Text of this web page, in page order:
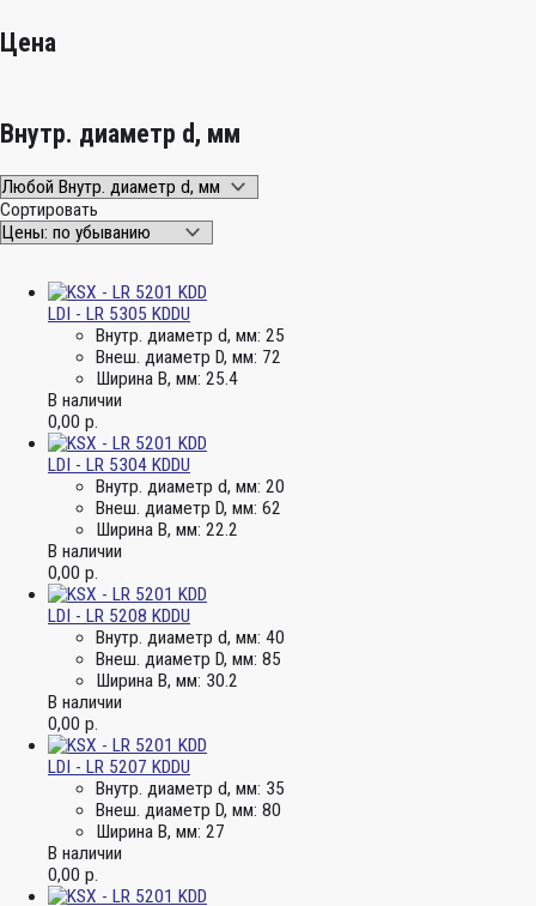
Цена
Внутр. диаметр d, мм
Сортировать
LDI - LR 5305 KDDU
Внутр. диаметр d, мм: 25
Внеш. диаметр D, мм: 72
Ширина B, мм: 25.4
В наличии
0,00 р.
LDI - LR 5304 KDDU
Внутр. диаметр d, мм: 20
Внеш. диаметр D, мм: 62
Ширина B, мм: 22.2
В наличии
0,00 р.
LDI - LR 5208 KDDU
Внутр. диаметр d, мм: 40
Внеш. диаметр D, мм: 85
Ширина B, мм: 30.2
В наличии
0,00 р.
LDI - LR 5207 KDDU
Внутр. диаметр d, мм: 35
Внеш. диаметр D, мм: 80
Ширина B, мм: 27
В наличии
0,00 р.